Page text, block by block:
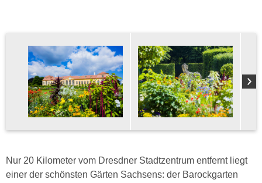
Nur 20 Kilometer vom Dresdner Stadtzentrum entfernt liegt
einer der schönsten Gärten Sachsens: der Barockgarten